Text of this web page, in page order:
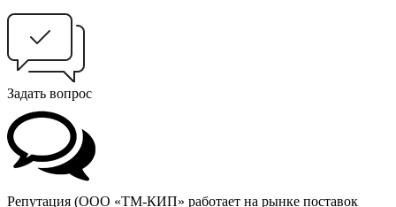
Задать вопрос
Репутация (ООО «ТМ-КИП» работает на рынке поставок